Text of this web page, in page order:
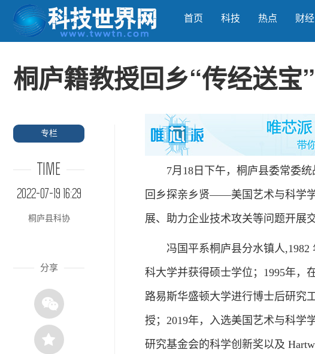
首页 科技 热点 财经
桐庐籍教授回乡“传经送
专栏
TIME
2022-07-19 16:29
桐庐县科协
分享
7月18日下午，桐庐县委常委统
回乡探亲乡贤——美国艺术与科学
展、助力企业技术攻关等问题开展
冯国平系桐庐县分水镇人,1982
科大学并获得硕士学位；1995年，
路易斯华盛顿大学进行博士后研究
授；2019年，入选美国艺术与科学
研究基金会的科学创新奖以及